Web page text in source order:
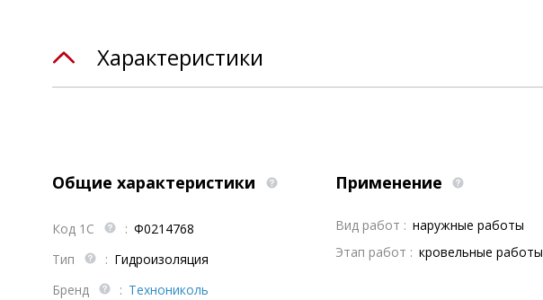
Характеристики
Общие характеристики
Код 1С : Ф0214768
Тип
: Гидроизоляция
Бренд
: Технониколь
Применение
Вид работ : наружные работы
Этап работ : кровельные работы